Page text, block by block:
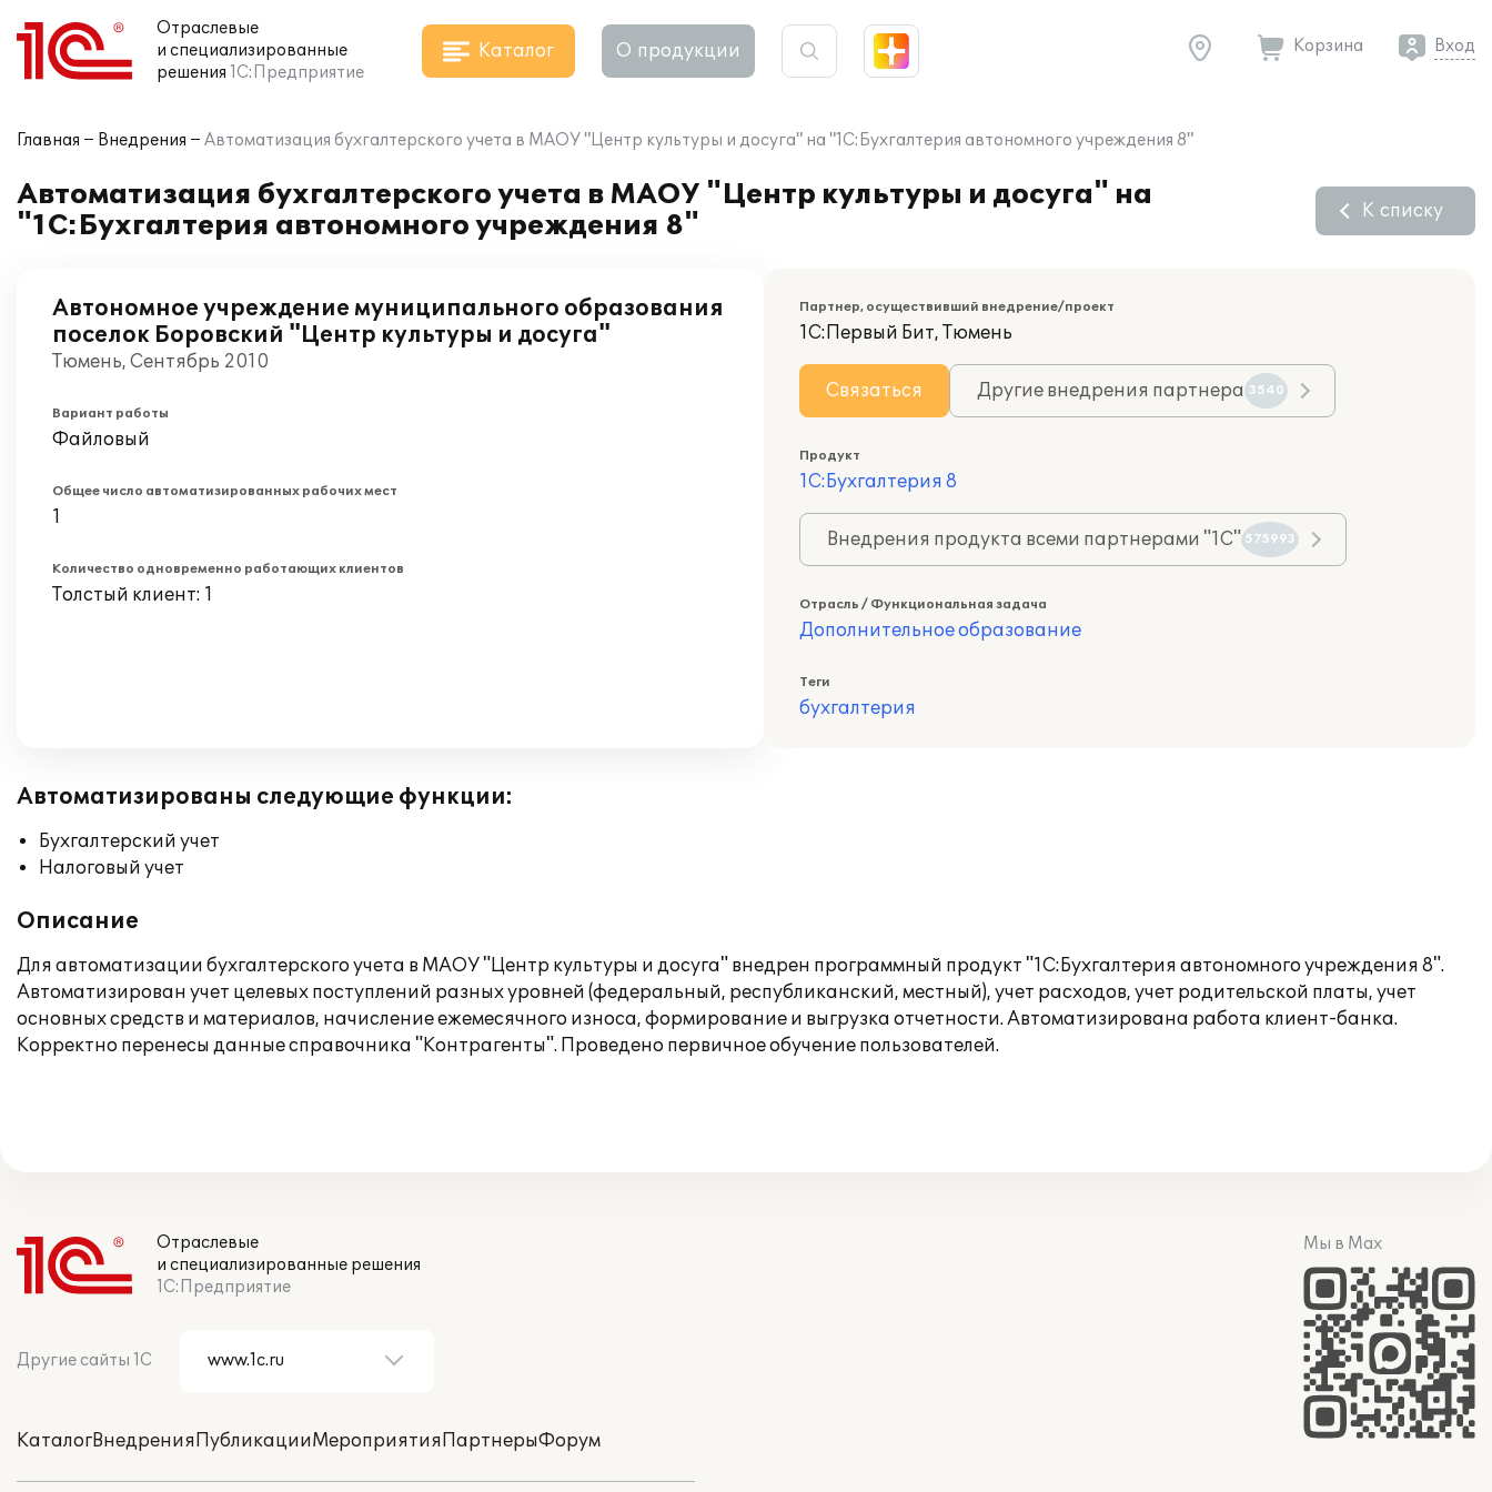
Отраслевые
и специализированные
решения 1С:Предприятие
Каталог О продукции Корзина Вход
Главная Внедрения Автоматизация бухгалтерского учета в МАОУ "Центр культуры и досуга" на "1С:Бухгалтерия автономного учреждения 8"
Автоматизация бухгалтерского учета в МАОУ "Центр культуры и досуга" на
"1С:Бухгалтерия автономного учреждения 8"
К списку
Автономное учреждение муниципального образования
поселок Боровский "Центр культуры и досуга"
Тюмень, Сентябрь 2010
Вариант работы
Файловый
Общее число автоматизированных рабочих мест
1
Количество одновременно работающих клиентов
Толстый клиент: 1
Партнер, осуществивший внедрение/проект
1С:Первый Бит, Тюмень
Связаться Другие внедрения партнера 3540
Продукт
1С:Бухгалтерия 8
Внедрения продукта всеми партнерами "1С" 575993
Отрасль / Функциональная задача
Дополнительное образование
Теги
бухгалтерия
Автоматизированы следующие функции:
Бухгалтерский учет
Налоговый учет
Описание
Для автоматизации бухгалтерского учета в МАОУ "Центр культуры и досуга" внедрен программный продукт "1С:Бухгалтерия автономного учреждения 8".
Автоматизирован учет целевых поступлений разных уровней (федеральный, республиканский, местный), учет расходов, учет родительской платы, учет
основных средств и материалов, начисление ежемесячного износа, формирование и выгрузка отчетности. Автоматизирована работа клиент-банка.
Корректно перенесы данные справочника "Контрагенты". Проведено первичное обучение пользователей.
Отраслевые
и специализированные решения
1С:Предприятие
Другие сайты 1С
КаталогВнедренияПубликацииМероприятияПартнерыФорум
Мы в Max